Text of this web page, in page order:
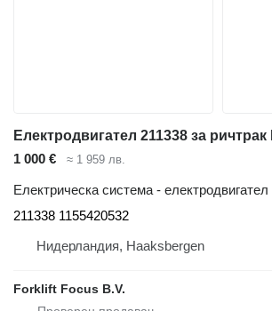
Електродвигател 211338 за
1 000 €
≈ 1 959 лв.
Електрическа система - електродвигател
211338 1155420532
Нидерландия, Haaksbergen
Forklift Focus B.V.